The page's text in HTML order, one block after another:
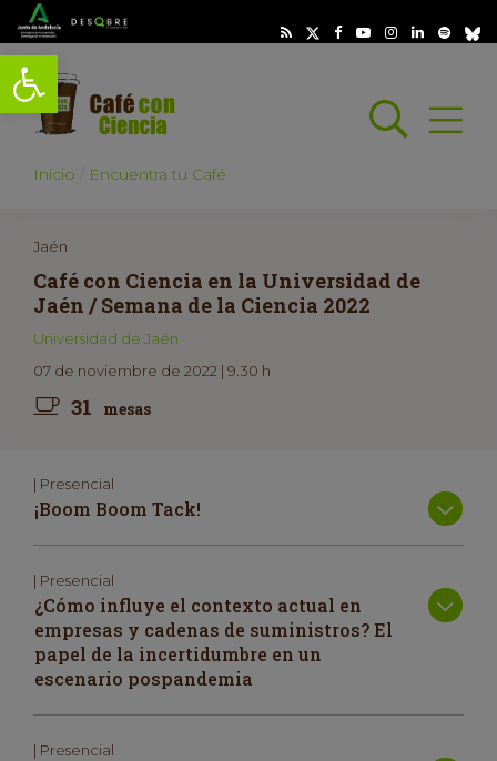
Abrir barra de herramientas
Abrir
Inicio Encuentra tu Café
Jaén
Café con Ciencia en la Universidad de
Jaén / Semana de la Ciencia 2022
Universidad de Jaén
07 de noviembre de 2022 | 9.30 h
31 mesas
| Presencial
¡Boom Boom Tack!
| Presencial
¿Cómo influye el contexto actual en
empresas y cadenas de suministros? El
papel de la incertidumbre en un
escenario pospandemia
| Presencial